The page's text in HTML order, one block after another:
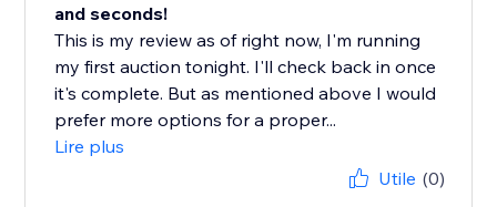
and seconds!
This is my review as of right now, I'm running
my first auction tonight. I'll check back in once
it's complete. But as mentioned above I would
prefer more options for a proper...
Lire plus
Utile (0)